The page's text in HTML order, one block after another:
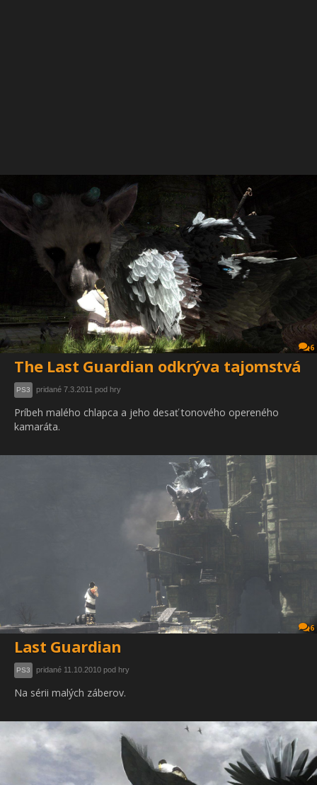
6
The Last Guardian odkrýva tajomstvá
PS3 pridané 7.3.2011 pod hry
Príbeh malého chlapca a jeho desať tonového opereného
kamaráta.
6
Last Guardian
PS3 pridané 11.10.2010 pod hry
Na sérii malých záberov.